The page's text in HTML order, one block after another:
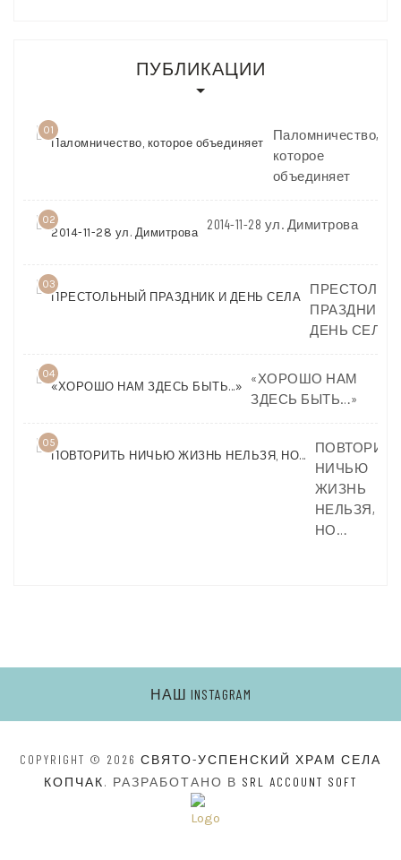
ПУБЛИКАЦИИ
01
Паломничество,
которое
объединяет
02 2014-11-28 ул. Димитрова
03
ПРАЗДНИК И
ДЕНЬ СЕЛА
04
«ХОРОШО НАМ
ЗДЕСЬ БЫТЬ…»
05
ПОВТОРИТЬ
НИЧЬЮ
ЖИЗНЬ
НЕЛЬЗЯ,
НО…
НАШ INSTAGRAM
COPYRIGHT © 2026 СВЯТО-УСПЕНСКИЙ ХРАМ СЕЛА
КОПЧАК. РАЗРАБОТАНО В SRL ACCOUNT SOFT